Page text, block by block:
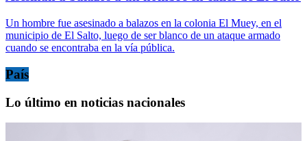
Un hombre fue asesinado a balazos en la colonia El Muey, en el
municipio de El Salto, luego de ser blanco de un ataque armado
cuando se encontraba en la vía pública.
País
Lo último en noticias nacionales